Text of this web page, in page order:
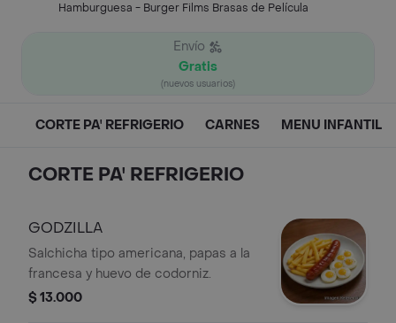
Hamburguesa - Burger Films Brasas de Película
Envío
Gratis
(nuevos usuarios)
CORTE PA' REFRIGERIO CARNES MENU INFANTIL
CORTE PA' REFRIGERIO
GODZILLA
Salchicha tipo americana, papas a la
francesa y huevo de codorniz.
$ 13.000